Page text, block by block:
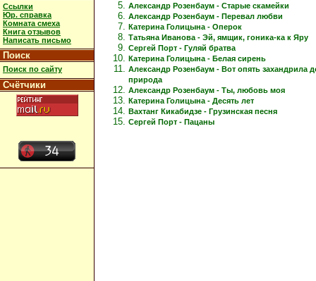
Ссылки
Юр. справка
Комната смеха
Книга отзывов
Написать письмо
Поиск
Поиск по сайту
Счётчики
Александр Розенбаум - Старые скамейки
Александр Розенбаум - Перевал любви
Катерина Голицына - Оперок
Татьяна Иванова - Эй, ямщик, гоника-ка к Яру
Сергей Порт - Гуляй братва
Катерина Голицына - Белая сирень
Александр Розенбаум - Вот опять захандрила
природа
Александр Розенбаум - Ты, любовь моя
Катерина Голицына - Десять лет
Вахтанг Кикабидзе - Грузинская песня
Сергей Порт - Пацаны